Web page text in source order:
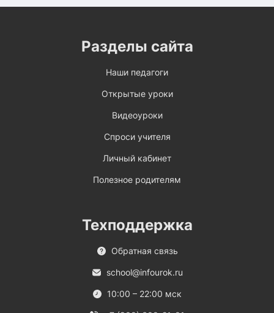
Разделы сайта
Наши педагоги
Открытые уроки
Видеоуроки
Спроси учителя
Личный кабинет
Полезное родителям
Техподдержка
Обратная связь
school@infourok.ru
10:00 – 22:00 мск